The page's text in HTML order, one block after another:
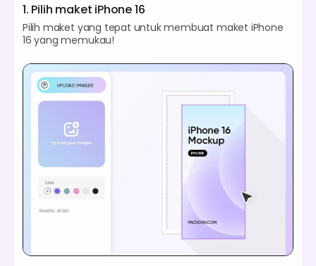
1. Pilih maket iPhone 16
Pilih maket yang tepat untuk membuat maket iPhone
16 yang memukau!